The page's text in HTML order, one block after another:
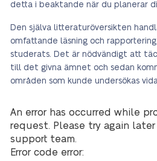
detta i beaktande när du planerar
Den själva litteraturöversikten
omfattande läsning och
studerats. Det är nödvändigt att
till det givna ämnet och sedan
områden som kunde undersökas
An error has occurred while
request. Please try again
support team.
Error code error: